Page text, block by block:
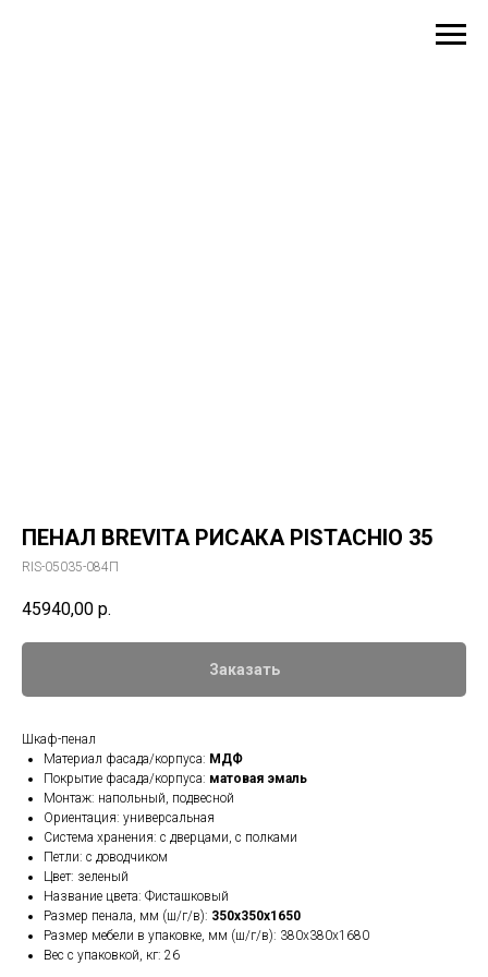
ПЕНАЛ BREVITA РИСАКА PISTACHIO 35
RIS-05035-084П
45940,00 р.
Заказать
Шкаф-пенал
Материал фасада/корпуса: МДФ
Покрытие фасада/корпуса: матовая эмаль
Монтаж: напольный, подвесной
Ориентация: универсальная
Система хранения: с дверцами, с полками
Петли: с доводчиком
Цвет: зеленый
Название цвета: Фисташковый
Размер пенала, мм (ш/г/в): 350x350x1650
Размер мебели в упаковке, мм (ш/г/в): 380x380x1680
Вес с упаковкой, кг: 26